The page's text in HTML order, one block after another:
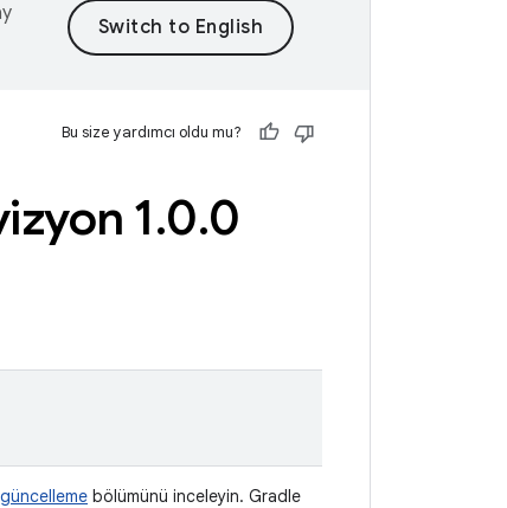
Bu size yardımcı oldu mu?
1.0.0
bölümünü inceleyin. Gradle